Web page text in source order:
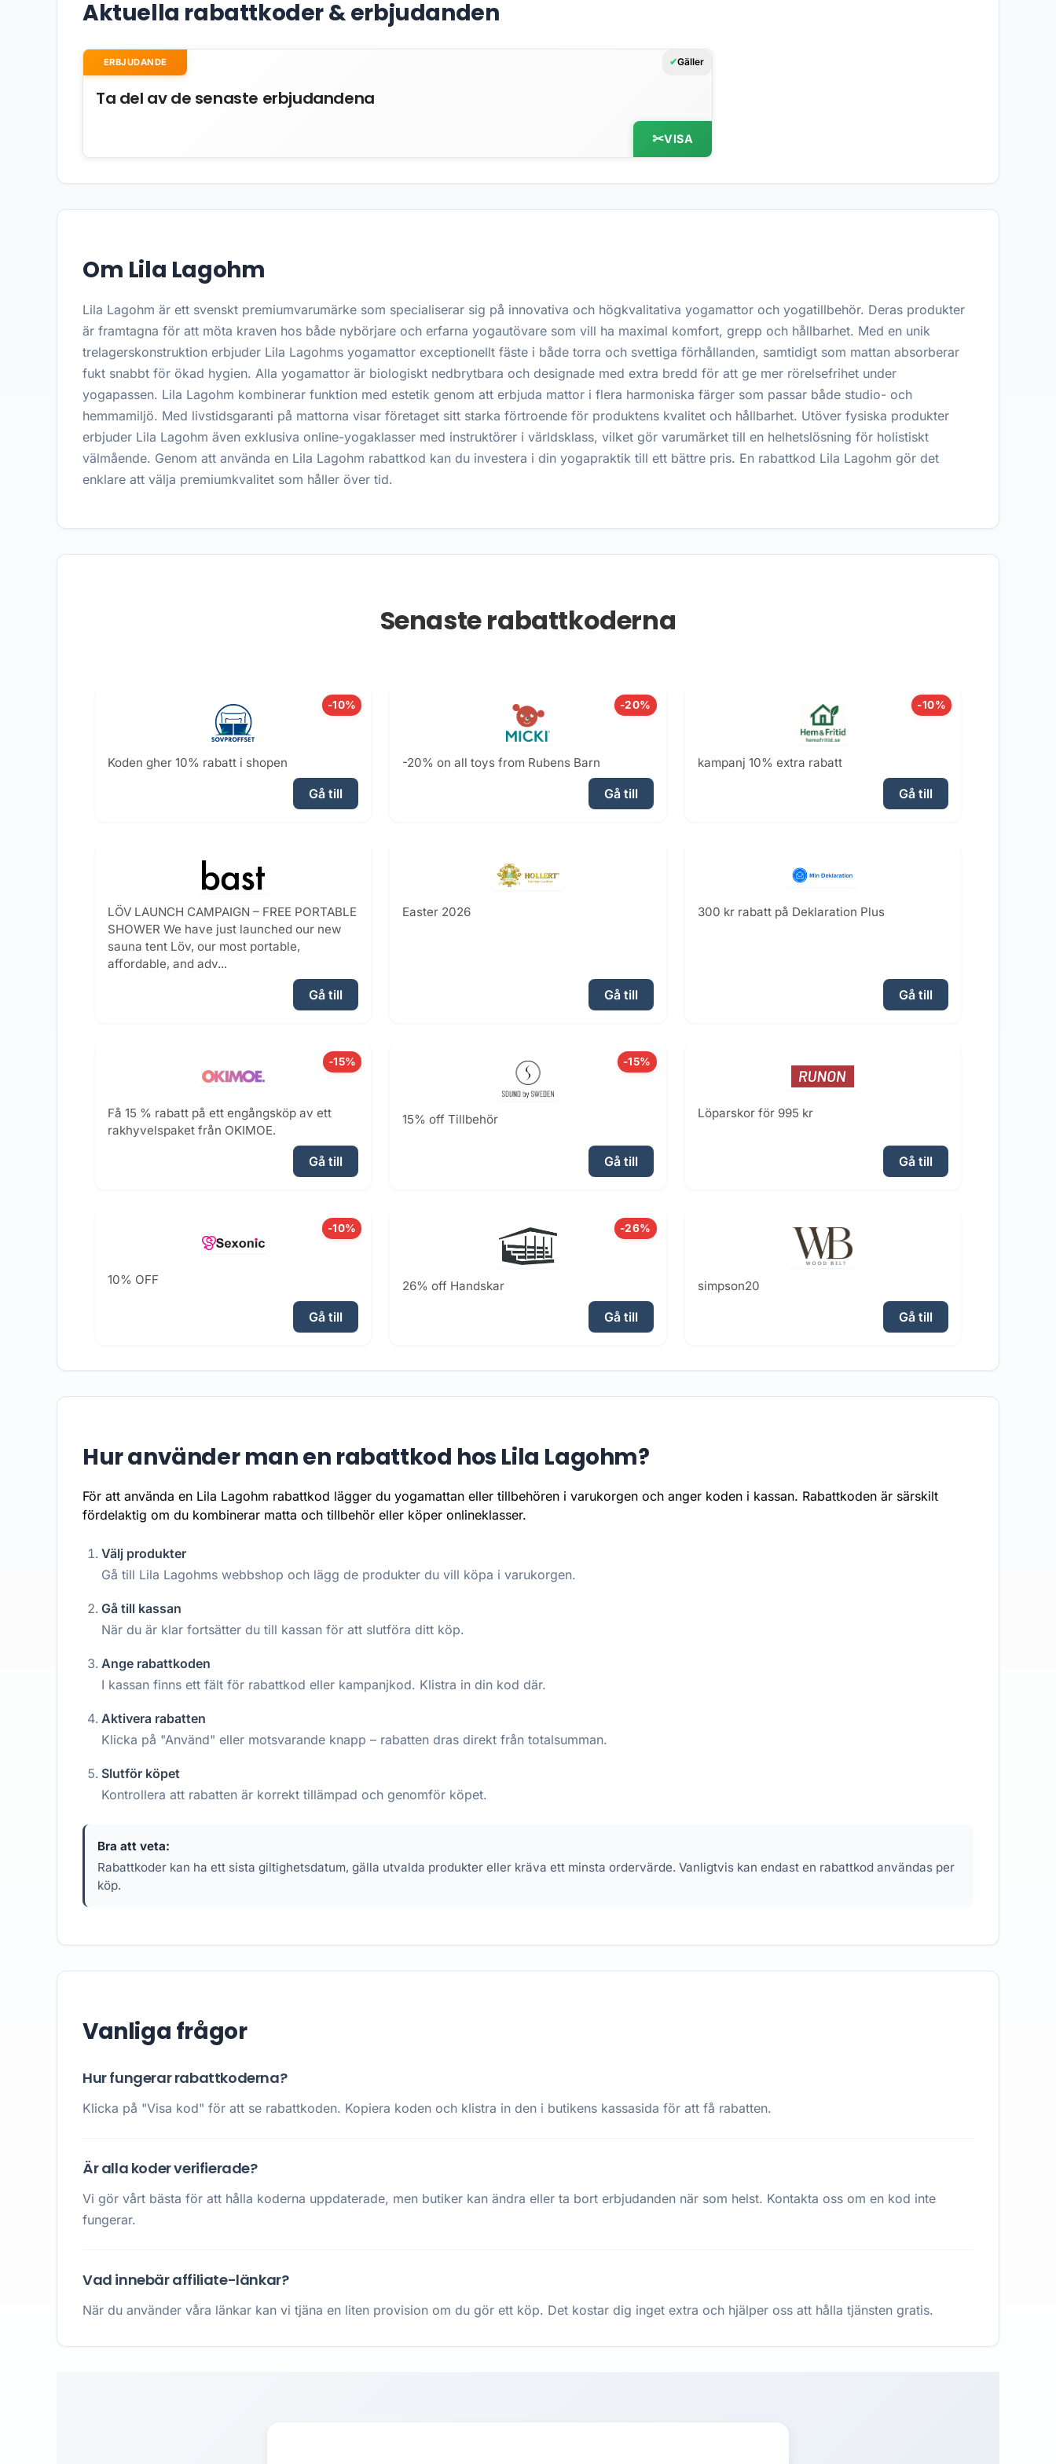
Aktuella rabattkoder & erbjudanden
ERBJUDANDE Gäller
Ta del av de senaste erbjudandena
VISA
Om Lila Lagohm
Lila Lagohm är ett svenskt premiumvarumärke som specialiserar sig på innovativa och högkvalitativa yogamattor och yogatillbehör. Deras produkter
är framtagna för att möta kraven hos både nybörjare och erfarna yogautövare som vill ha maximal komfort, grepp och hållbarhet. Med en unik
trelagerskonstruktion erbjuder Lila Lagohms yogamattor exceptionellt fäste i både torra och svettiga förhållanden, samtidigt som mattan absorberar
fukt snabbt för ökad hygien. Alla yogamattor är biologiskt nedbrytbara och designade med extra bredd för att ge mer rörelsefrihet under
yogapassen. Lila Lagohm kombinerar funktion med estetik genom att erbjuda mattor i flera harmoniska färger som passar både studio- och
hemmamiljö. Med livstidsgaranti på mattorna visar företaget sitt starka förtroende för produktens kvalitet och hållbarhet. Utöver fysiska produkter
erbjuder Lila Lagohm även exklusiva online-yogaklasser med instruktörer i världsklass, vilket gör varumärket till en helhetslösning för holistiskt
välmående. Genom att använda en Lila Lagohm rabattkod kan du investera i din yogapraktik till ett bättre pris. En rabattkod Lila Lagohm gör det
enklare att välja premiumkvalitet som håller över tid.
Senaste rabattkoderna
-10%
Koden gher 10% rabatt i shopen
Gå till
-20%
-20% on all toys from Rubens Barn
Gå till
-10%
kampanj 10% extra rabatt
Gå till
LÖV LAUNCH CAMPAIGN – FREE PORTABLE
SHOWER We have just launched our new
sauna tent Löv, our most portable,
affordable, and adv...
Gå till
Easter 2026
Gå till
300 kr rabatt på Deklaration Plus
Gå till
-15%
Få 15 % rabatt på ett engångsköp av ett
rakhyvelspaket från OKIMOE.
Gå till
-15%
15% off Tillbehör
Gå till
Löparskor för 995 kr
Gå till
-10%
10% OFF
Gå till
-26%
26% off Handskar
Gå till
simpson20
Gå till
Hur använder man en rabattkod hos Lila Lagohm?
För att använda en Lila Lagohm rabattkod lägger du yogamattan eller tillbehören i varukorgen och anger koden i kassan. Rabattkoden är särskilt
fördelaktig om du kombinerar matta och tillbehör eller köper onlineklasser.
Välj produkter
Gå till Lila Lagohms webbshop och lägg de produkter du vill köpa i varukorgen.
Gå till kassan
När du är klar fortsätter du till kassan för att slutföra ditt köp.
Ange rabattkoden
I kassan finns ett fält för rabattkod eller kampanjkod. Klistra in din kod där.
Aktivera rabatten
Klicka på "Använd" eller motsvarande knapp – rabatten dras direkt från totalsumman.
Slutför köpet
Kontrollera att rabatten är korrekt tillämpad och genomför köpet.
Bra att veta:
Rabattkoder kan ha ett sista giltighetsdatum, gälla utvalda produkter eller kräva ett minsta ordervärde. Vanligtvis kan endast en rabattkod användas per
köp.
Vanliga frågor
Hur fungerar rabattkoderna?
Klicka på "Visa kod" för att se rabattkoden. Kopiera koden och klistra in den i butikens kassasida för att få rabatten.
Är alla koder verifierade?
Vi gör vårt bästa för att hålla koderna uppdaterade, men butiker kan ändra eller ta bort erbjudanden när som helst. Kontakta oss om en kod inte
fungerar.
Vad innebär affiliate-länkar?
När du använder våra länkar kan vi tjäna en liten provision om du gör ett köp. Det kostar dig inget extra och hjälper oss att hålla tjänsten gratis.